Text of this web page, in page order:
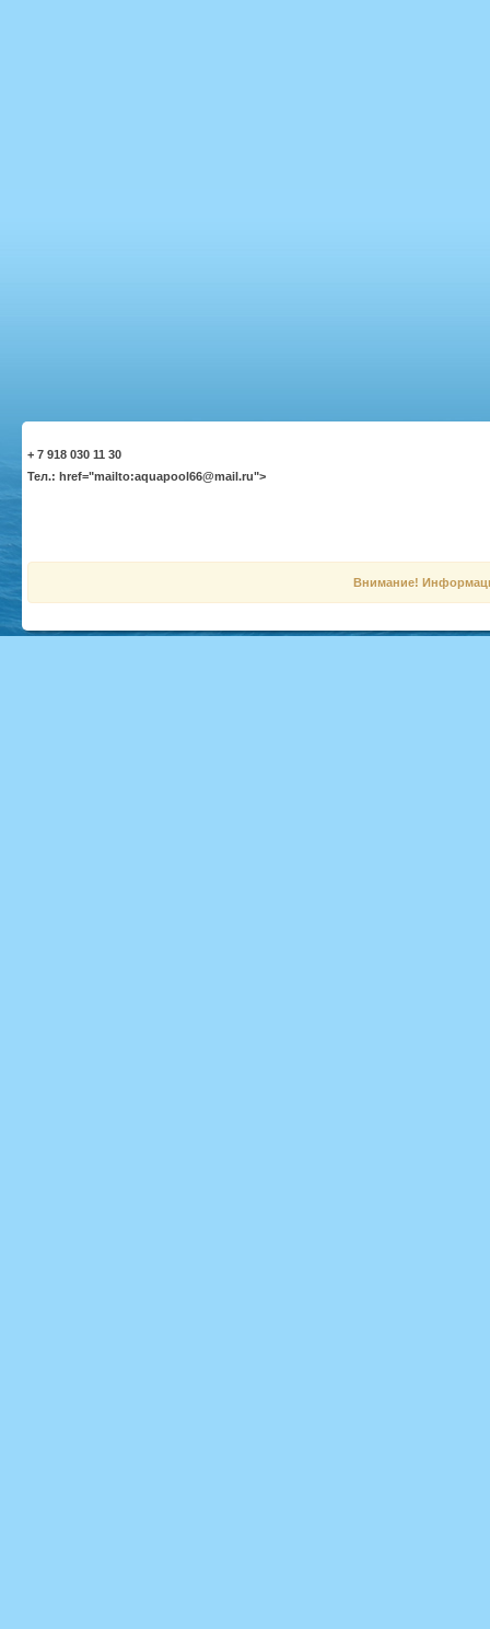
+ 7 918 030 11 30
Тел.: href="mailto:aquapool66@mail.ru">
Внимание!